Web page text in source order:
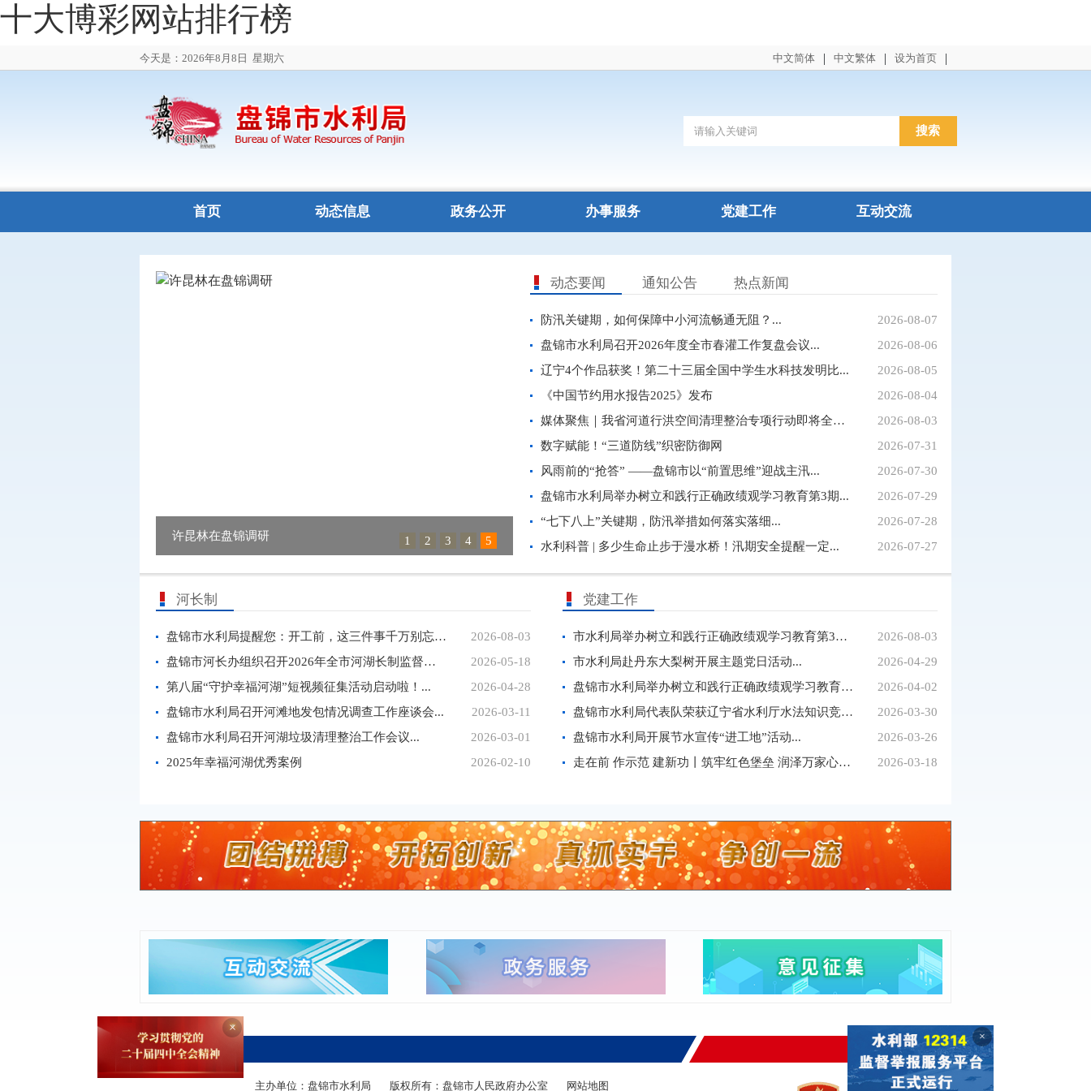
十大博彩网站排行榜
今天是：2026年8月8日 星期六 中文简体 | 中文繁体 | 设为首页 |
首页 动态信息 政务公开 办事服务 党建工作 互动交流
×
许昆林在盘锦调研 1 2 3 4 5
动态要闻 通知公告 热点新闻
防汛关键期，如何保障中小河流畅通无阻？...
2026-08-07
盘锦市水利局召开2026年度全市春灌工作复盘会议...
2026-08-06
辽宁4个作品获奖！第二十三届全国中学生水科技发明比...
2026-08-05
《中国节约用水报告2025》发布
2026-08-04
媒体聚焦｜我省河道行洪空间清理整治专项行动即将全面...
2026-08-03
数字赋能！“三道防线”织密防御网
2026-07-31
风雨前的“抢答” ——盘锦市以“前置思维”迎战主汛...
2026-07-30
盘锦市水利局举办树立和践行正确政绩观学习教育第3期...
2026-07-29
“七下八上”关键期，防汛举措如何落实落细...
2026-07-28
水利科普 | 多少生命止步于漫水桥！汛期安全提醒一定...
2026-07-27
河长制
盘锦市水利局提醒您：开工前，这三件事千万别忘！...
2026-08-03
盘锦市河长办组织召开2026年全市河湖长制监督检查...
2026-05-18
第八届“守护幸福河湖”短视频征集活动启动啦！...
2026-04-28
盘锦市水利局召开河滩地发包情况调查工作座谈会...
2026-03-11
盘锦市水利局召开河湖垃圾清理整治工作会议...
2026-03-01
2025年幸福河湖优秀案例
2026-02-10
党建工作
市水利局举办树立和践行正确政绩观学习教育第3期读...
2026-08-03
市水利局赴丹东大梨树开展主题党日活动...
2026-04-29
盘锦市水利局举办树立和践行正确政绩观学习教育第1...
2026-04-02
盘锦市水利局代表队荣获辽宁省水利厅水法知识竞赛...
2026-03-30
盘锦市水利局开展节水宣传“进工地”活动...
2026-03-26
走在前 作示范 建新功丨筑牢红色堡垒 润泽万家心田...
2026-03-18
×
主办单位：盘锦市水利局 版权所有：盘锦市人民政府办公室 网站地图